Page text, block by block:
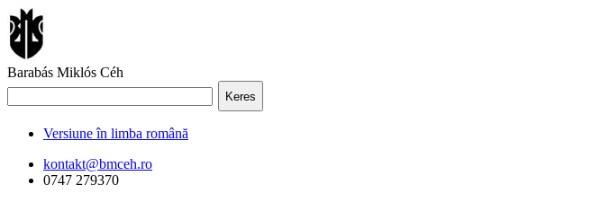
Barabás Miklós Céh
Keres
Versiune în limba română
kontakt@bmceh.ro
0747 279370